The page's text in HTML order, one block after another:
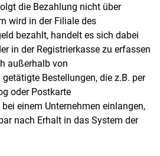
die Bezahlung nicht über
wird in der Filiale des
bezahlt, handelt es sich dabei
in der Registrierkasse zu erfassen
außerhalb von
Bestellungen, die z.B. per
oder Postkarte
einem Unternehmen einlangen,
nach Erhalt in das System der